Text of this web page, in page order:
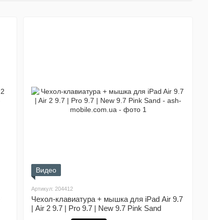
Видео
Артикул: 204412
Чехол-клавиатура + мышка для iPad Air 9.7
| Air 2 9.7 | Pro 9.7 | New 9.7 Pink Sand